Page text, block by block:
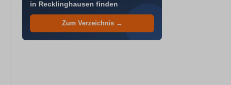
in Recklinghausen finden
Zum Verzeichnis →